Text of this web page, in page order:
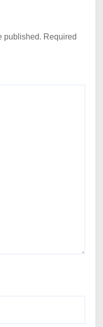
published. Required